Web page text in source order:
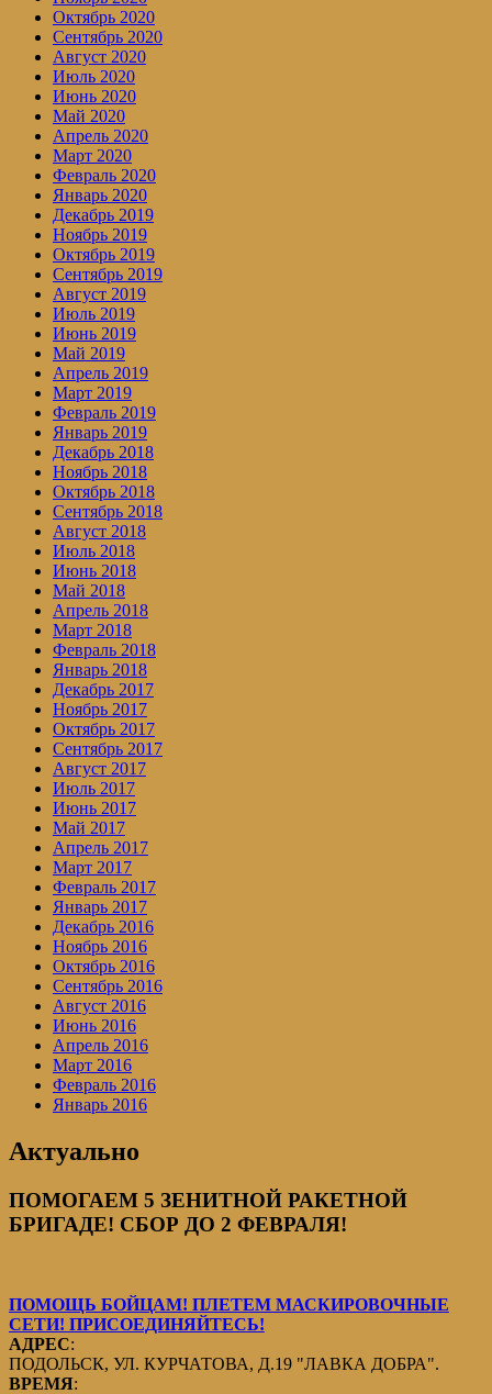
Октябрь 2020
Сентябрь 2020
Август 2020
Июль 2020
Июнь 2020
Май 2020
Апрель 2020
Март 2020
Февраль 2020
Январь 2020
Декабрь 2019
Ноябрь 2019
Октябрь 2019
Сентябрь 2019
Август 2019
Июль 2019
Июнь 2019
Май 2019
Апрель 2019
Март 2019
Февраль 2019
Январь 2019
Декабрь 2018
Ноябрь 2018
Октябрь 2018
Сентябрь 2018
Август 2018
Июль 2018
Июнь 2018
Май 2018
Апрель 2018
Март 2018
Февраль 2018
Январь 2018
Декабрь 2017
Ноябрь 2017
Октябрь 2017
Сентябрь 2017
Август 2017
Июль 2017
Июнь 2017
Май 2017
Апрель 2017
Март 2017
Февраль 2017
Январь 2017
Декабрь 2016
Ноябрь 2016
Октябрь 2016
Сентябрь 2016
Август 2016
Июнь 2016
Апрель 2016
Март 2016
Февраль 2016
Январь 2016
Актуально
ПОМОГАЕМ 5 ЗЕНИТНОЙ РАКЕТНОЙ
БРИГАДЕ! СБОР ДО 2 ФЕВРАЛЯ!
ПОМОЩЬ БОЙЦАМ! ПЛЕТЕМ МАСКИРОВОЧНЫЕ
СЕТИ! ПРИСОЕДИНЯЙТЕСЬ!
АДРЕС:
ПОДОЛЬСК, УЛ. КУРЧАТОВА, Д.19 "ЛАВКА ДОБРА".
ВРЕМЯ: